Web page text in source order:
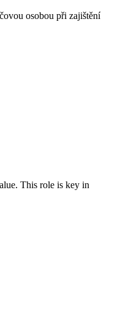
osobou při zajištění
This role is key in